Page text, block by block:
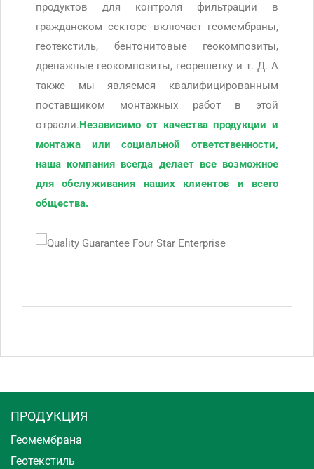
продуктов для контроля фильтрации в
гражданском секторе включает геомембраны,
геотекстиль, бентонитовые геокомпозиты,
дренажные геокомпозиты, георешетку и т. Д. А
также мы являемся квалифицированным
поставщиком монтажных работ в этой
отрасли.Независимо от качества продукции и
монтажа или социальной ответственности,
наша компания всегда делает все возможное
для обслуживания наших клиентов и всего
общества.
ПРОДУКЦИЯ
Геомембрана
Геотекстиль